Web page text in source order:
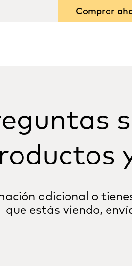
Comprar
adicional o
que estás viendo,